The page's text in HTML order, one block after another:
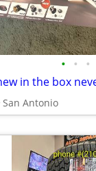
• • •
San Antonio